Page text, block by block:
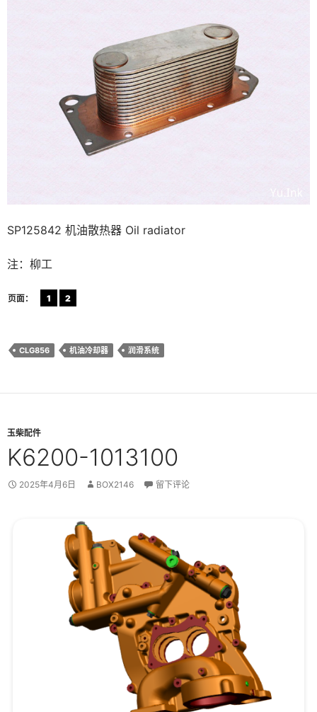
SP125842 机油散热器 Oil radiator
注：柳工
页面： 1 2
CLG856 机油冷却器 润滑系统
玉柴配件
K6200-1013100
2025年4月6日 BOX2146 留下评论